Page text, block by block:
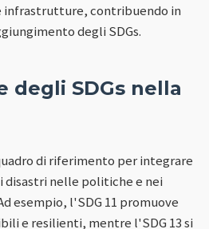
infrastrutture, contribuendo in
degli SDGs.
degli SDGs nella
di riferimento per integrare
disastri nelle politiche e nei
esempio, l'SDG 11 promuove
e resilienti, mentre l'SDG 13 si